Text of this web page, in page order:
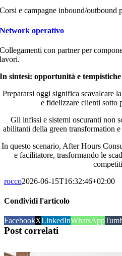
Corsi e campagne inbound/outbound
Network operativo
Collegamenti con partner per
lavori.
In sintesi: opportunità e tempistiche
Prepararsi oggi significa scavalcare
e fidelizzare clienti sotto
Gli infissi e sistemi oscuranti non
abilitanti della green transformation
In questo scenario, After Hours
e facilitatore, trasformando le
rocco2026-06-15T16:32:46+02:00
Condividi l'articolo
FacebookXLinkedInWhatsApp
Post correlati